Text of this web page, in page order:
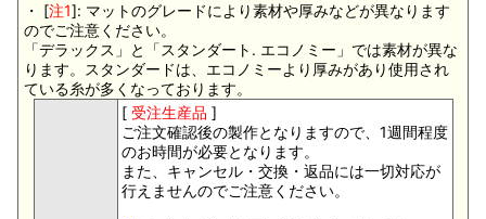
・ [注1]: マットのグレードにより素材や厚みなどが異なります
のでご注意ください。
「デラックス」と「スタンダート. エコノミー」では素材が異な
ります。スタンダードは、エコノミーより厚みがあり使用され
ている糸が多くなっております。
[ 受注生産品 ]
ご注文確認後の製作となりますので、1週間程度
のお時間が必要となります。
また、キャンセル・交換・返品には一切対応が
行えませんのでご注意ください。